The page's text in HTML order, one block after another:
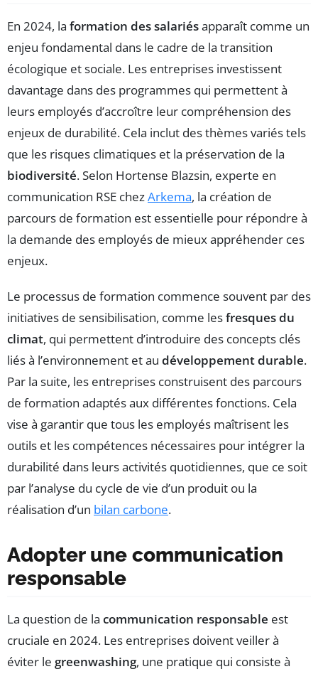
En 2024, la formation des salariésapparaît comme un
enjeu fondamental dans le cadre de la transition
écologique et sociale. Les entreprises investissent
davantage dans des programmes qui permettent à
leurs employés d’accroître leur compréhension des
enjeux de durabilité. Cela inclut des thèmes variés tels
que les risques climatiques et la préservation de la
biodiversité. Selon Hortense Blazsin, experte en
communication RSE chezArkema, la création de
parcours de formation est essentielle pour répondre à
la demande des employés de mieux appréhender ces
enjeux.
Le processus de formation commence souvent par des
initiatives de sensibilisation, comme lesfresques du
climat, qui permettent d’introduire des concepts clés
liés à l’environnement et au développement durable.
Par la suite, les entreprises construisent des parcours
de formation adaptés aux différentes fonctions. Cela
vise à garantir que tous les employés maîtrisent les
outils et les compétences nécessaires pour intégrer la
durabilité dans leurs activités quotidiennes, que ce soit
par l’analyse du cycle de vie d’un produit ou la
réalisation d’un bilan carbone.
Adopter une communication
responsable
La question de la communication responsable est
cruciale en 2024. Les entreprises doivent veiller à
éviter le greenwashing, une pratique qui consiste à